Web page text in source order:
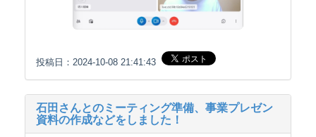
投稿日：2024-10-08 21:41:43
石田さんとのミーティング準備、事業プレゼン
資料の作成などをしました！